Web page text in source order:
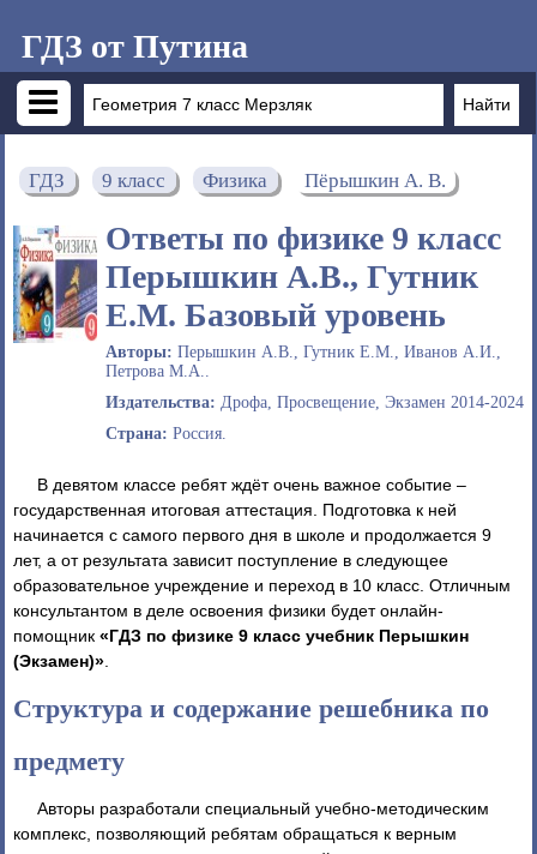
ГДЗ от Путина
ГДЗ 9 класс Физика Пёрышкин А. В.
Ответы по физике 9 класс
Перышкин А.В., Гутник
Е.М. Базовый уровень
Авторы: Перышкин А.В., Гутник Е.М., Иванов А.И.,
Петрова М.А..
Издательства: Дрофа, Просвещение, Экзамен 2014-2024
Страна: Россия.
В девятом классе ребят ждёт очень важное событие –
государственная итоговая аттестация. Подготовка к ней
начинается с самого первого дня в школе и продолжается 9
лет, а от результата зависит поступление в следующее
образовательное учреждение и переход в 10 класс. Отличным
консультантом в деле освоения физики будет онлайн-
помощник «ГДЗ по физике 9 класс учебник Перышкин
(Экзамен)»
Структура и содержание решебника по
предмету
Авторы разработали специальный учебно-методическим
комплекс, позволяющий ребятам обращаться к верным